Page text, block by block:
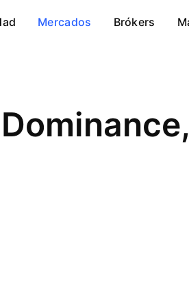
Mercados Brókers